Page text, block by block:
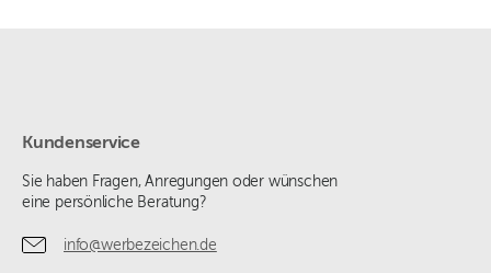
Kundenservice
Sie haben Fragen, Anregungen oder wünschen
eine persönliche Beratung?
info@werbezeichen.de